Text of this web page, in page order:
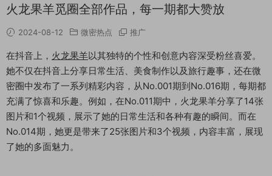
火龙果羊觅圈全部作品，每一期都大赞放
2024-08-12 微密热点 推广
在抖音上， 火龙果羊以其独特的个性和创意内容深受粉丝喜爱。
她不仅在抖音上分享日常生活、美食制作以及旅行趣事，还在微
密圈中发布了一系列精彩内容，从No.001期到No.016期，每期都
充满了惊喜和乐趣。例如，在No.011期中，火龙果羊分享了14张
图片和1个视频，展示了她的日常生活和各种有趣的瞬间。而在
No.014期，她更是带来了25张图片和3个视频，内容丰富，展现
了她的多面魅力。